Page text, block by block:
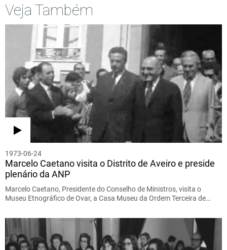
Veja Também
1973-06-24
Marcelo Caetano visita o Distrito de Aveiro e preside
plenário da ANP
Marcelo Caetano, Presidente do Conselho de Ministros, visita o
Museu Etnográfico de Ovar, a Casa Museu da Ordem Terceira de…